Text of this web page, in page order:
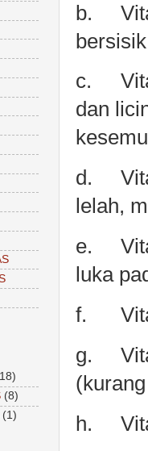
b.
c.
dan
d.
lelah,
e.
luka
f.
g.
h.
(8)
(1)